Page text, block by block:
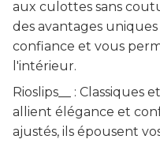
aux culottes sans
des avantages
confiance et vous
l'intérieur.
Rioslips__ : Classiques
allient élégance et
ajustés, ils épousent